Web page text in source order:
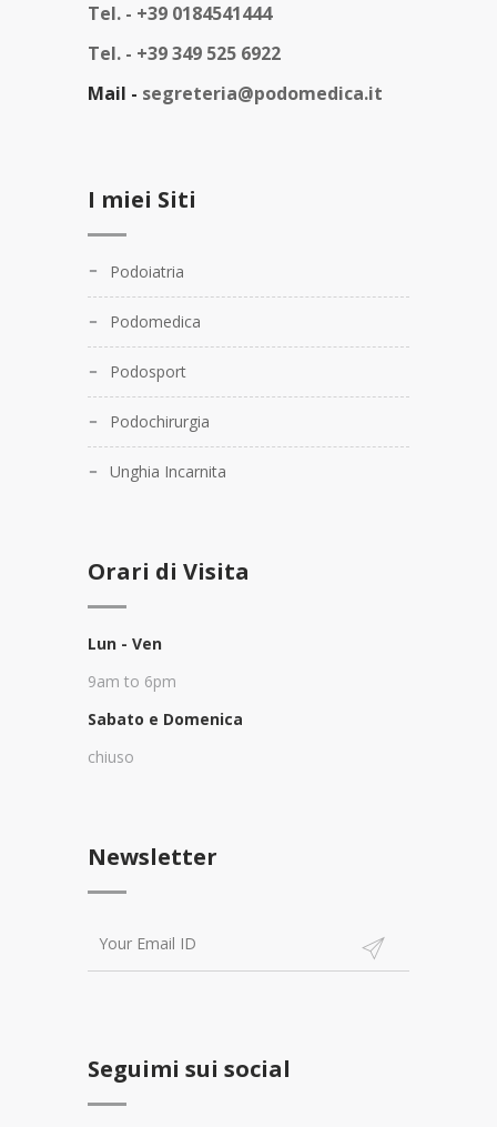
Tel. - +39 0184541444
Tel. - +39 349 525 6922
Mail - segreteria@podomedica.it
I miei Siti
Podoiatria
Podomedica
Podosport
Podochirurgia
Unghia Incarnita
Orari di Visita
Lun - Ven
9am to 6pm
Sabato e Domenica
chiuso
Newsletter
Seguimi sui social